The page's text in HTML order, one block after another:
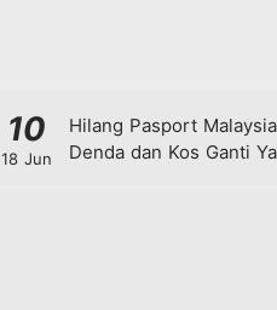
10
18 Jun
Hilang Pasport
Denda dan Kos Ganti